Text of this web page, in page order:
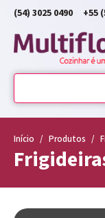
(54) 3025 0490 +55
Início / Produtos /